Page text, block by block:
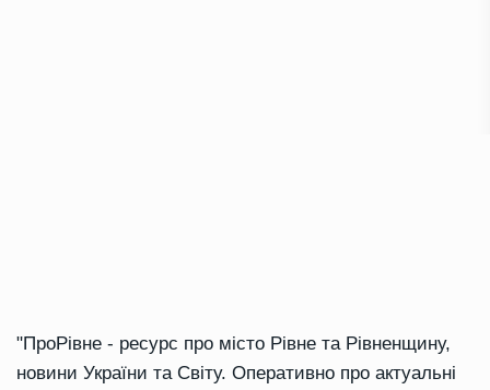
"ПроРівне - ресурс про місто Рівне та Рівненщину,
новини України та Світу. Оперативно про актуальні